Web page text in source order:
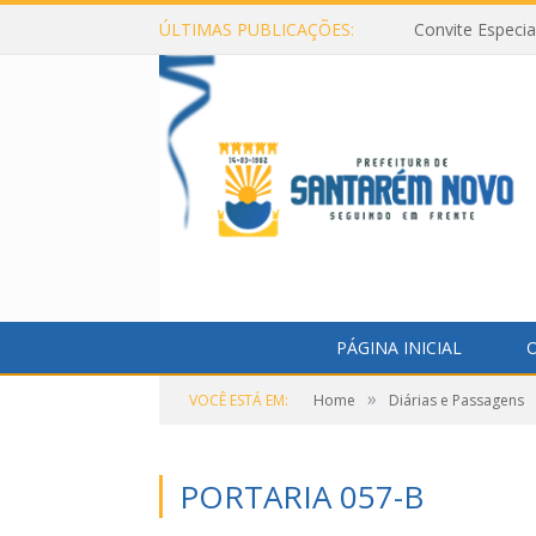
ÚLTIMAS PUBLICAÇÕES: Convite
PÁGINA INICIAL
VOCÊ ESTÁ EM: Home » Diárias e Passagens
PORTARIA 057-B